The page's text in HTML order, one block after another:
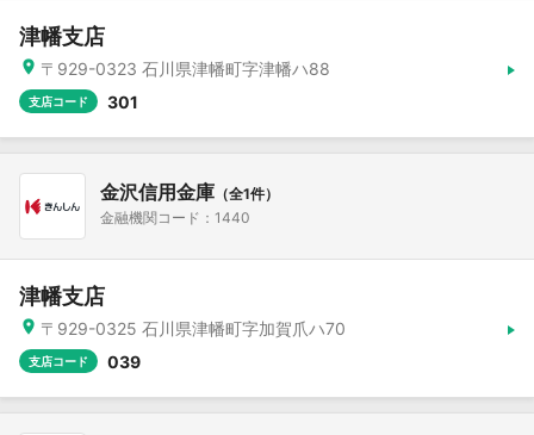
津幡支店
〒929-0323 石川県津幡町字津幡ハ88
支店コード 301
金沢信用金庫 （全1件）
金融機関コード：1440
津幡支店
〒929-0325 石川県津幡町字加賀爪ハ70
支店コード 039